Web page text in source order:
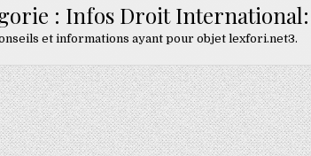
: Infos Droit International:
et informations ayant pour objet lexfori.net3.